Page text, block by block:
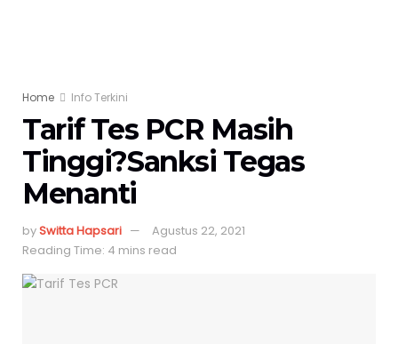
Home Info Terkini
Tarif Tes PCR Masih
Tinggi?Sanksi Tegas
Menanti
bySwitta Hapsari
Agustus 22, 2021
Reading Time: 4 mins read